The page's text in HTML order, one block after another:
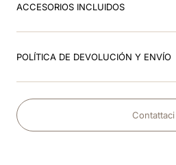
ACCESORIOS INCLUIDOS
POLÍTICA DE DEVOLUCIÓN Y ENVÍO
Contattaci